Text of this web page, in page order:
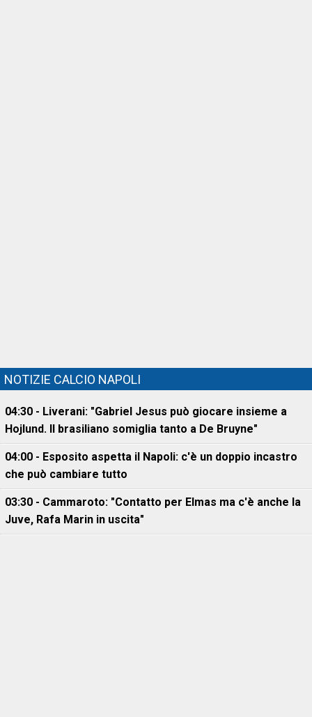
NOTIZIE CALCIO NAPOLI
04:30 - Liverani: "Gabriel Jesus può giocare insieme a
Hojlund. Il brasiliano somiglia tanto a De Bruyne"
04:00 - Esposito aspetta il Napoli: c'è un doppio incastro
che può cambiare tutto
03:30 - Cammaroto: "Contatto per Elmas ma c'è anche la
Juve, Rafa Marin in uscita"